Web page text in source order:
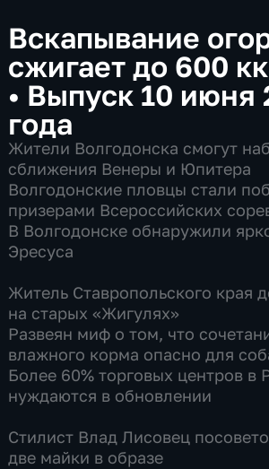
Вскапывание
сжигает до 600
• Выпуск 10 июня
года
Жители Волгодонска смогут
сближения Венеры и Юпитера
Волгодонские пловцы стали
призерами Всероссийских
В Волгодонске обнаружили
Эресуса
Житель Ставропольского края
на старых «Жигулях»
Развеян миф о том, что
влажного корма опасно для
Более 60% торговых центров в
нуждаются в обновлении
Стилист Влад Лисовец
две майки в образе